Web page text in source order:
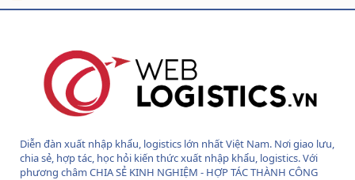
Diễn đàn xuất nhập khẩu, logistics lớn nhất Việt Nam. Nơi giao lưu,
chia sẻ, hợp tác, học hỏi kiến thức xuất nhập khẩu, logistics. Với
phương châm CHIA SẺ KINH NGHIỆM - HỢP TÁC THÀNH CÔNG